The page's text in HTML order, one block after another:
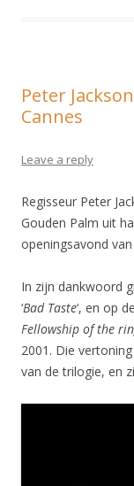
Peter
Cannes
Leave a reply
Regisseur Peter
Gouden Palm uit
openingsavond
In zijn dankwoord
‘Bad Taste‘, en op
Fellowship of the
2001. Die
van de trilogie, en